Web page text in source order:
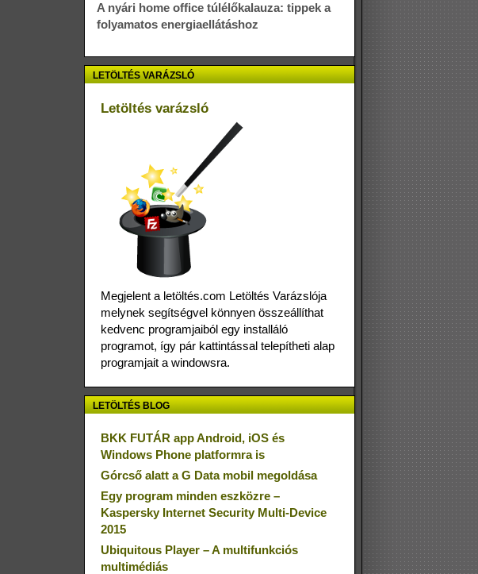
A nyári home office túlélőkalauza: tippek a
folyamatos energiaellátáshoz
LETÖLTÉS VARÁZSLÓ
Letöltés varázsló
Megjelent a letöltés.com Letöltés Varázslója
melynek segítségvel könnyen összeállíthat
kedvenc programjaiból egy installáló
programot, így pár kattintással telepítheti alap
programjait a windowsra.
LETÖLTÉS BLOG
BKK FUTÁR app Android, iOS és
Windows Phone platformra is
Górcső alatt a G Data mobil megoldása
Egy program minden eszközre –
Kaspersky Internet Security Multi-Device
2015
Ubiquitous Player – A multifunkciós
multimédiás